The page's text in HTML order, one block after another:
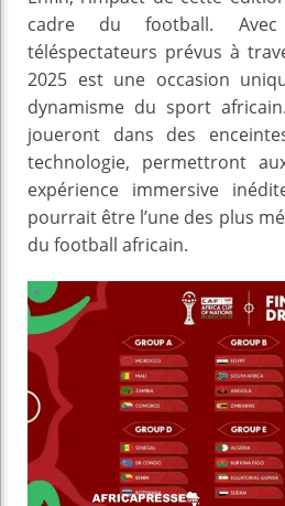
cadre du football.
téléspectateurs prévus à
2025 est une occasion
dynamisme du sport
joueront dans des
technologie, permettront
expérience immersive
pourrait être l’une des plus
du football africain.